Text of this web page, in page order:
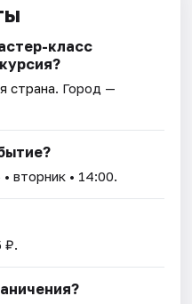
класс
страна. Город —
• вторник • 14:00.
₽.